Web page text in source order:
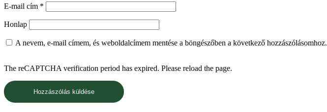
E-mail cím *
Honlap
A nevem, e-mail címem, és weboldalcímem mentése a böngészőben a következő hozzászólásomhoz.
The reCAPTCHA verification period has expired. Please reload the page.